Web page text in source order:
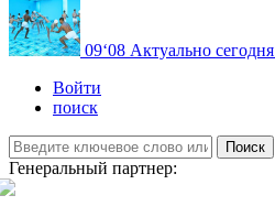
09‘08 Актуально сегодня
Войти
поиск
Поиск
Генеральный партнер: